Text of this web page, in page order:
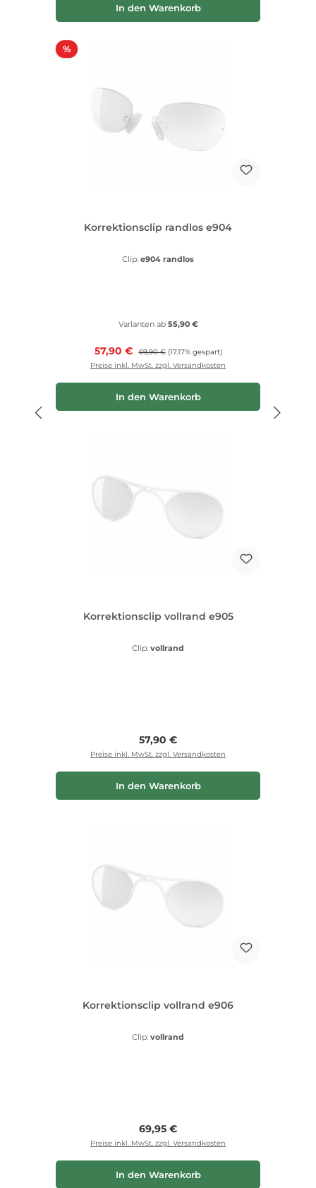
In den Warenkorb
%Rabatt
Korrektionsclip randlos e904
Clip: e904 randlos
Varianten ab55,90 €
Verkaufspreis:
57,90 € Regulärer Preis:
69,90 € (17.17% gespart)
Preise inkl. MwSt. zzgl. Versandkosten
In den Warenkorb
Korrektionsclip vollrand e905
Clip: vollrand
Regulärer Preis:
57,90 €
Preise inkl. MwSt. zzgl. Versandkosten
In den Warenkorb
Korrektionsclip vollrand e906
Clip: vollrand
Regulärer Preis:
69,95 €
Preise inkl. MwSt. zzgl. Versandkosten
In den Warenkorb